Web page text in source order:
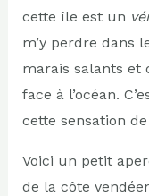
cette île est un
m’y perdre dans
marais salants et
face à l’océan.
cette sensation
Voici un petit
de la côte